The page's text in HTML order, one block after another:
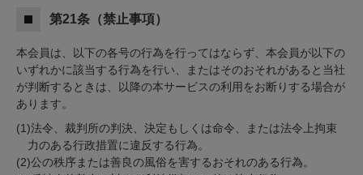
第21条（禁止事項）
本会員は、以下の各号の行為を行ってはならず、本会員が以下の
いずれかに該当する行為を行い、またはそのおそれがあると当社
が判断するときは、以降の本サービスの利用をお断りする場合が
あります。
(1)法令、裁判所の判決、決定もしくは命令、または法令上拘束
力のある行政措置に違反する行為。
(2)公の秩序または善良の風俗を害するおそれのある行為。